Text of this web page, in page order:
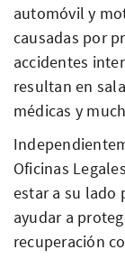
automóvil y
causadas por
accidentes
resultan en
médicas y
Oficinas
estar a su lado
ayudar a
recuperación